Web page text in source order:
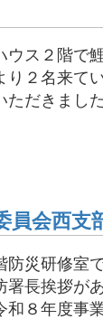
ス２階で
り２名来て
ただきまし
員会西支
災研修室
長挨拶が
８年度事